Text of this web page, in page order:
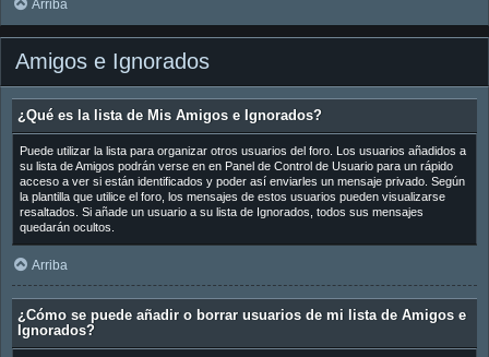
Arriba
Amigos e Ignorados
¿Qué es la lista de Mis Amigos e Ignorados?
Puede utilizar la lista para organizar otros usuarios del foro. Los usuarios añadidos a
su lista de Amigos podrán verse en en Panel de Control de Usuario para un rápido
acceso a ver si están identificados y poder así enviarles un mensaje privado. Según
la plantilla que utilice el foro, los mensajes de estos usuarios pueden visualizarse
resaltados. Si añade un usuario a su lista de Ignorados, todos sus mensajes
quedarán ocultos.
Arriba
¿Cómo se puede añadir o borrar usuarios de mi lista de Amigos e
Ignorados?